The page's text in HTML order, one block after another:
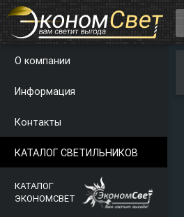
О компании
Информация
Контакты
КАТАЛОГ СВЕТИЛЬНИКОВ
КАТАЛОГ
ЭКОНОМСВЕТ